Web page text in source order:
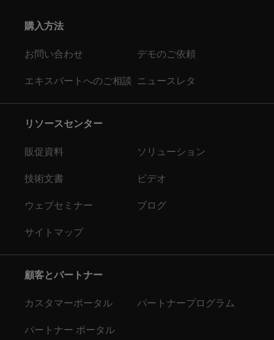
購入方法
お問い合わせ デモのご依頼
エキスパートへのご相談 ニュースレタ
リソースセンター
販促資料 ソリューション
技術文書 ビデオ
ウェブセミナー ブログ
サイトマップ
顧客とパートナー
カスタマーポータル パートナープログラム
パートナー ポータル